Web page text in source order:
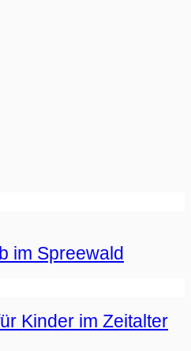
im Spreewald
Kinder im Zeitalter